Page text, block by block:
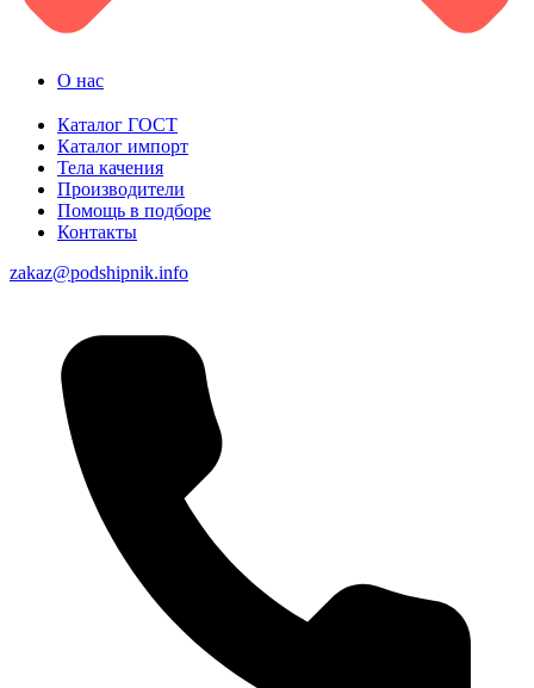
О нас
Каталог ГОСТ
Каталог импорт
Тела качения
Производители
Помощь в подборе
Контакты
zakaz@podshipnik.info